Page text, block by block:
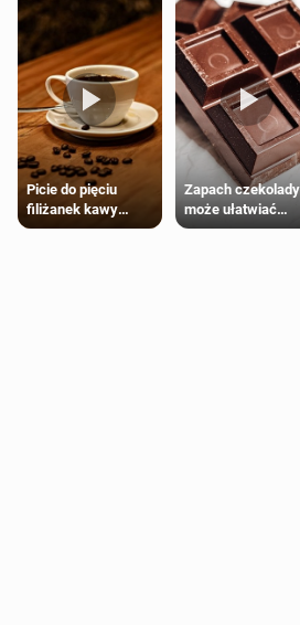
Picie do pięciu
filiżanek kawy
dziennie jest
Zapach czekolady
może ułatwiać
trening siłowy